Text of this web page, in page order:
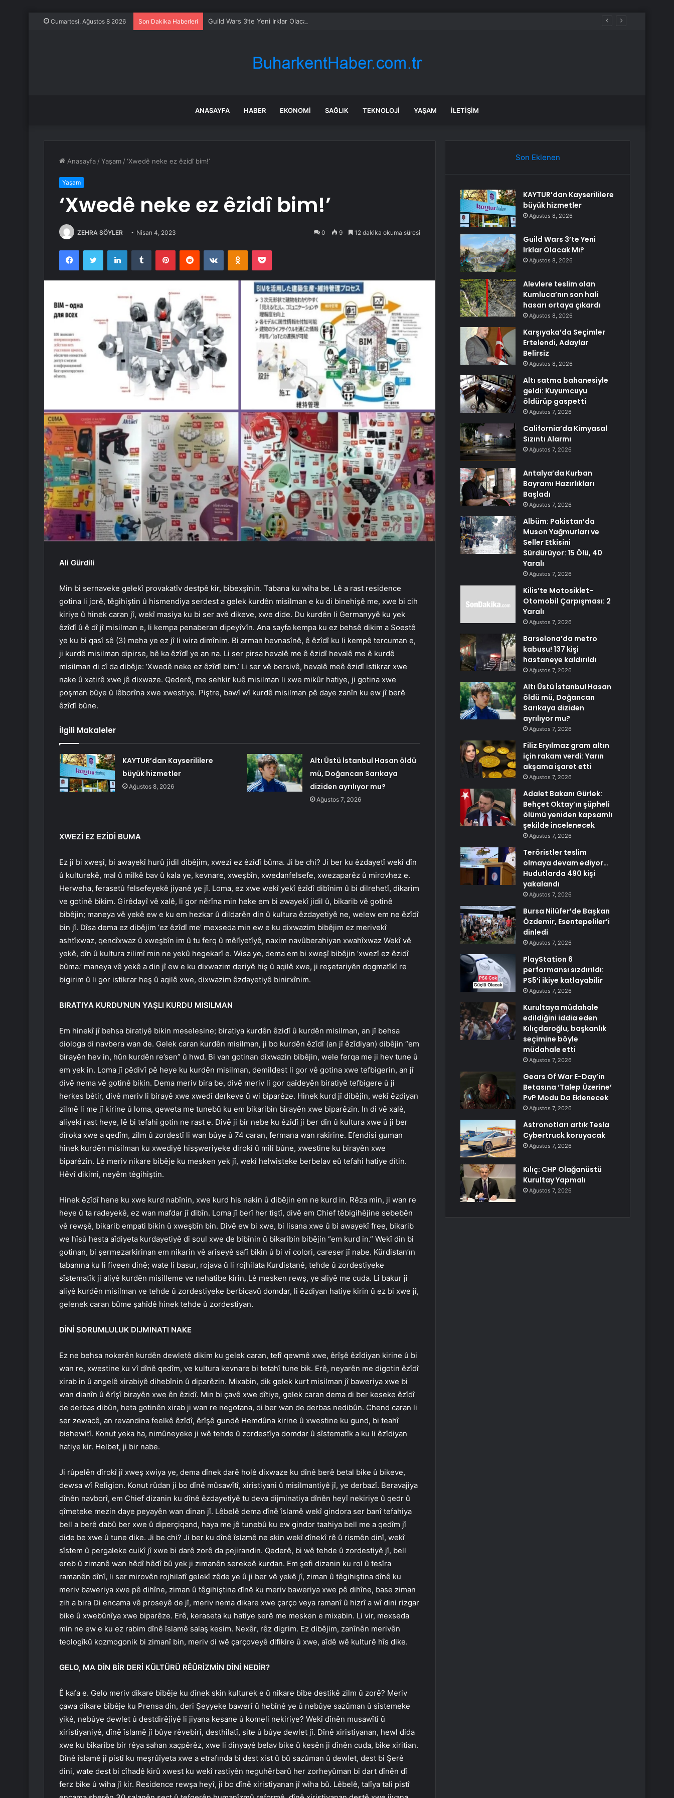
Cumartesi, Ağustos 8 2026 Son Dakika Haberleri Guild Wars 3’te Yeni Irklar Olacak Mı?
ANASAYFA HABER EKONOMI SAĞLIK TEKNOLOJI YAŞAM İLETIŞIM
Anasayfa /Yaşam /‘Xwedê neke ez êzidî bim!’
Yaşam
‘Xwedê neke ez êzidî bim!’
ZEHRA SÖYLER Nisan 4, 2023 0 9 12 dakika okuma süresi
FacebookTwitter LinkedInTumblr PinterestReddit VKontakteOdnoklassniki
Pocket
Ali Gürdili
Min bi sernaveke gelekî provakatîv destpê kir, bibexşînin. Tabana ku wiha be. Lê a rast residence
gotina li jorê, têgihiştin û hismendiya serdest a gelek kurdên misilman e ku di binehişê me, xwe bi cih
kiriye û hinek caran jî, wekî masiya ku bi ser avê dikeve, xwe dide. Du kurdên li Germanyyê ku yek
êzîdî û ê dî jî misilman e, li kempa penaberan dipeyîvîn. Ana sayfa kempa ku ez behsê dikim a Soestê
ye ku bi qasî sê (3) meha ye ez jî li wira dimînim. Bi arman hevnasînê, ê êzîdî ku li kempê tercuman e,
ji kurdê misilman dipirse, bê ka êzîdî ye an na. Li ser pirsa hevalê me ê êzidî hevalê me ê kurdê
misilman di cî da dibêje: ‘Xwedê neke ez êzîdî bim.’ Li ser vê bersivê, hevalê meê êzidî istikrar xwe
nake û xatirê xwe jê dixwaze. Qederê, me sehkir kuê misilman li xwe mikûr hatiye, ji gotina xwe
poşman bûye û lêborîna xwe xwestiye. Piştre, bawî wî kurdê misilman pê daye zanîn ku ew jî berê
êzîdî bûne.
İlgili Makaleler
KAYTUR’dan Kayserililere
büyük hizmetler
Ağustos 8, 2026
Altı Üstü İstanbul Hasan öldü
mü, Doğancan Sarıkaya
diziden ayrılıyor mu?
Ağustos 7, 2026
XWEZİ EZ EZİDİ BUMA
Ez jî bi xweşî, bi awayekî hurû jidil dibêjim, xwezî ez êzîdî bûma. Ji be chi? Ji ber ku êzdayetî wekî dîn
û kulturekê, mal û milkê bav û kala ye, kevnare, xweşbîn, xwedanfelsefe, xwezaparêz û mirovhez e.
Herweha, ferasetû felsefeyekê jiyanê ye jî. Loma, ez xwe wekî yekî êzîdî dibînim û bi dilrehetî, dikarim
ve gotinê bikim. Girêdayî vê xalê, li gor nêrîna min heke em bi awayekî jidil û, bikarib vê gotinê
bibêjin; maneya vê yekê ew e ku em hezkar û dildarên din û kultura êzdayetiyê ne, welew em ne êzîdî
bin jî. Dîsa dema ez dibêjim ‘ez êzîdî me’ mexseda min ew e ku dixwazim bibêjim ez merivekî
ashtîxwaz, qencîxwaz û xweşbîn im û tu ferq û mêlîyetîyê, naxim navûberahiyan xwahîxwaz Wekî vê
yekê, dîn û kultura zilimî min ne yekû hegekarî e. Wisa ye, dema em bi xweşî bibêjin ‘xwezî ez êzidî
bûma.’ maneya vê yekê a din jî ew e ku dixwazim deriyê hiş û aqilê xwe, ji reşetariyên dogmatîkî re
bigirim û li gor istikrar heş û aqilê xwe, dixwazim êzdayetiyê binirxînim.
BIRATIYA KURDU’NUN YAŞLI KURDU MISILMAN
Em hinekî jî behsa biratiyê bikin meselesine; biratiya kurdên êzidî û kurdên misilman, an jî behsa
diologa di navbera wan de. Gelek caran kurdên misilman, ji bo kurdên êzîdî (an jî êzîdiyan) dibêjin “em
birayên hev in, hûn kurdên re’sen” û hwd. Bi van gotinan dixwazin bibêjin, wele ferqa me ji hev tune û
em yek in. Loma jî pêdivî pê heye ku kurdên misilman, demildest li gor vê gotina xwe tefbigerin, an jî
divê nema vê gotinê bikin. Dema meriv bira be, divê meriv li gor qaîdeyên biratiyê tefbigere û ji
herkes bêtir, divê meriv li birayê xwe xwedî derkeve û wi biparêze. Hinek kurd jî dibêjin, wekî êzdiyan
zilmê li me jî kirine û loma, qeweta me tunebû ku em bikaribin birayên xwe biparêzin. In di vê xalê,
aliyekî rast heye, lê bi tefahi gotin ne rast e. Divê ji bîr nebe ku êzîdî ji ber dîn û kultura xwe û ji ber
dîroka xwe a qedîm, zilm û zordestî li wan bûye û 74 caran, fermana wan rakirine. Efendisi guman
hinek kurdên misilman ku xwediyê hisşweriyeke dirokî û milî bûne, xwestine ku birayên xwe
biparêzin. Lê meriv nikare bibêje ku mesken yek jî, wekî helwisteke berbelav eû tefahi hatiye dîtin.
Hêvî dikimi, neyêm têgihiştin.
Hinek êzîdî hene ku xwe kurd nabînin, xwe kurd his nakin û dibêjin em ne kurd in. Rêza min, ji wan re
heye û ta radeyekê, ez wan mafdar jî dibîn. Loma jî berî her tiştî, divê em Chief têbigihêjine sebebên
vê rewşê, bikarib empati bikin û xweşbîn bin. Divê ew bi xwe, bi lisana xwe û bi awayekî free, bikarib
we hîsû hesta aîdiyeta kurdayetiyê di soul xwe de bibînin û bikaribin bibêjin “em kurd in.” Wekî din bi
gotinan, bi şermezarkirinan em nikarin vê arîseyê safî bikin û bi vî colori, careser jî nabe. Kürdistan’ın
tabanına ku li fiveen dinê; wate li basur, rojava û li rojhilata Kurdistanê, tehde û zordestiyeke
sîstematîk ji aliyê kurdên misilleme ve nehatibe kirin. Lê mesken rewş, ye aliyê me cuda. Li bakur ji
aliyê kurdên misilman ve tehde û zordestiyeke berbicavû domdar, li êzdiyan hatiye kirin û ez bi xwe jî,
gelenek caran bûme şahîdê hinek tehde û zordestiyan.
DİNİ SORUMLULUK DIJMINATI NAKE
Ez ne behsa nokerên kurdên dewletê dikim ku gelek caran, tefî qewmê xwe, êrîşê êzîdiyan kirine û bi
wan re, xwestine ku vî dînê qedîm, ve kultura kevnare bi tetahî tune bik. Erê, neyarên me digotin êzîdî
xirab in û angelê xirabiyê dihebînin û diparêzin. Mixabin, dik gelek kurt misilman jî baweriya xwe bi
wan dianîn û êrîşî birayên xwe ên êzidî. Min bi çavê xwe dîtiye, gelek caran dema di ber keseke êzîdî
de derbas dibûn, heta gotinên xirab ji wan re negotana, di ber wan de derbas nedibûn. Chend caran li
ser zewacê, an revandina feelkê êzîdî, êrîşê gundê Hemdûna kirine û xwestine ku gund, bi teahî
bishewitî. Konut yeka ha, nimûneyeke ji wê tehde û zordestîya domdar û sîstematîk a ku li êzîdiyan
hatiye kir. Helbet, ji bir nabe.
Ji rûpelên dîrokî jî xweş xwiya ye, dema dînek darê holê dixwaze ku dînê berê betal bike û bikeve,
dewsa wî Religion. Konut rûdan ji bo dînê mûsawîtî, xiristiyani û misilmantiyê jî, ye derbazî. Beravajiya
dînên navborî, em Chief dizanin ku dînê êzdayetiyê tu deva dijminatiya dînên heyî nekiriye û qedr û
qîmeteke mezin daye peyayên wan dinan jî. Lêbelê dema dînê îslamê wekî gindora ser banî tefahiya
bell a berê dabû ber xwe û diperçiqand, haya me jê tunebû ku ew gindor taahiya bell me a qedîm jî
dide be xwe û tune dike. Ji be chi? Ji ber ku dînê îslamê ne skin wekî dînekî rê û rismên dinî, wekî
sîstem û pergaleke cuikî jî xwe bi darê zorê da pejirandin. Qederê, bi wê tehde û zordestiyê jî, bell
ereb û zimanê wan hêdî hêdî bû yek ji zimanên serekeê kurdan. Em şefi dizanin ku rol û tesîra
ramanên dînî, li ser mirovên rojhilatî gelekî zêde ye û ji ber vê yekê jî, ziman û têgihiştina dînê ku
meriv baweriya xwe pê dihîne, ziman û têgihiştina dînê ku meriv baweriya xwe pê dihîne, base ziman
zih a bira Di encama vê proseyê de jî, meriv nema dikare xwe çarço veya ramanî û hizrî a wî dini rizgar
bike û xwebûnîya xwe biparêze. Erê, keraseta ku hatiye serê me mesken e mixabin. Li vir, mexseda
min ne ew e ku ez rabim dînê îslamê salaş kesim. Nexêr, rêz digrim. Ez dibêjim, zanînên merivên
teologîkû kozmogonik bi zimanî bin, meriv di wê çarçoveyê difikire û xwe, aîdê wê kulturê hîs dike.
GELO, MA DİN BİR DERİ KÜLTÜRÜ RÊÛRİZMİN DİNİ NEDİR?
Ê kafa e. Gelo meriv dikare bibêje ku dînek skin kulturek e û nikare bibe destikê zilm û zorê? Meriv
çawa dikare bibêje ku Prensa din, deri Şeyyeke bawerî û hebînê ye û nebûye sazûman û sîstemeke
yikê, nebûye dewlet û destdirêjiyê li jiyana kesane û komeli nekiriye? Wekî dînên musawîtî û
xiristiyaniyê, dînê îslamê jî bûye rêvebirî, desthilatî, site û bûye dewlet jî. Dînê xiristiyanan, hewl dida
xwe ku bikaribe bir rêya sahan xaçpêrêz, xwe li dinyayê belav bike û kesên ji dînên cuda, bike xiritian.
Dînê îslamê jî pistî ku meşrûîyeta xwe a etrafında bi dest xist û bû sazûman û dewlet, dest bi Şerê
dini, wate dest bi cîhadê kirû xwest ku wekî rastiyên neguhêrbarû her zorheyûman bi dart dînên dî
ferz bike û wiha jî kir. Residence rewşa heyî, ji bo dînê xiristiyanan jî wiha bû. Lêbelê, talîya tali pistî
Son Eklenen
KAYTUR’dan Kayserililere
büyük hizmetler
Ağustos 8, 2026
Guild Wars 3’te Yeni
Irklar Olacak Mı?
Ağustos 8, 2026
Alevlere teslim olan
Kumluca’nın son hali
hasarı ortaya çıkardı
Ağustos 8, 2026
Karşıyaka’da Seçimler
Ertelendi, Adaylar
Belirsiz
Ağustos 8, 2026
Altı satma bahanesiyle
geldi: Kuyumcuyu
öldürüp gaspetti
Ağustos 7, 2026
California’da Kimyasal
Sızıntı Alarmı
Ağustos 7, 2026
Antalya’da Kurban
Bayramı Hazırlıkları
Başladı
Ağustos 7, 2026
Albüm: Pakistan’da
Muson Yağmurları ve
Seller Etkisini
Sürdürüyor: 15 Ölü, 40
Yaralı
Ağustos 7, 2026
Kilis’te Motosiklet-
Otomobil Çarpışması: 2
Yaralı
Ağustos 7, 2026
Barselona’da metro
kabusu! 137 kişi
hastaneye kaldırıldı
Ağustos 7, 2026
Altı Üstü İstanbul Hasan
öldü mü, Doğancan
Sarıkaya diziden
ayrılıyor mu?
Ağustos 7, 2026
Filiz Eryılmaz gram altın
için rakam verdi: Yarın
akşama işaret etti
Ağustos 7, 2026
Adalet Bakanı Gürlek:
Behçet Oktay’ın şüpheli
ölümü yeniden kapsamlı
şekilde incelenecek
Ağustos 7, 2026
Teröristler teslim
olmaya devam ediyor…
Hudutlarda 490 kişi
yakalandı
Ağustos 7, 2026
Bursa Nilüfer’de Başkan
Özdemir, Esentepeliler’i
dinledi
Ağustos 7, 2026
PlayStation 6
performansı sızdırıldı:
PS5’i ikiye katlayabilir
Ağustos 7, 2026
Kurultaya müdahale
edildiğini iddia eden
Kılıçdaroğlu, başkanlık
seçimine böyle
müdahale etti
Ağustos 7, 2026
Gears Of War E-Day’in
Betasına ‘Talep Üzerine’
PvP Modu Da Eklenecek
Ağustos 7, 2026
Astronotları artık Tesla
Cybertruck koruyacak
Ağustos 7, 2026
Kılıç: CHP Olağanüstü
Kurultay Yapmalı
Ağustos 7, 2026